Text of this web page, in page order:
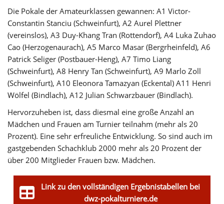
Die Pokale der Amateurklassen gewannen: A1 Victor-
Constantin Stanciu (Schweinfurt), A2 Aurel Plettner
(vereinslos), A3 Duy-Khang Tran (Rottendorf), A4 Luka Zuhao
Cao (Herzogenaurach), A5 Marco Masar (Bergrheinfeld), A6
Patrick Seliger (Postbauer-Heng), A7 Timo Liang
(Schweinfurt), A8 Henry Tan (Schweinfurt), A9 Marlo Zoll
(Schweinfurt), A10 Eleonora Tamazyan (Eckental) A11 Henri
Wölfel (Bindlach), A12 Julian Schwarzbauer (Bindlach).
Hervorzuheben ist, dass diesmal eine große Anzahl an
Mädchen und Frauen am Turnier teilnahm (mehr als 20
Prozent). Eine sehr erfreuliche Entwicklung. So sind auch im
gastgebenden Schachklub 2000 mehr als 20 Prozent der
über 200 Mitglieder Frauen bzw. Mädchen.
Link zu den vollständigen Ergebnistabellen bei
dwz-pokalturniere.de